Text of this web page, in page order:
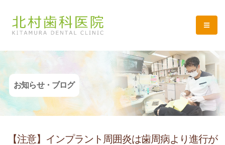
お知らせ・ブログ
【注意】インプラント周囲炎は歯周病より進行が